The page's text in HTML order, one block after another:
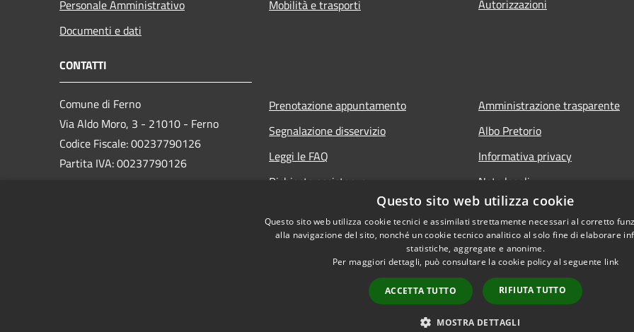
Personale Amministrativo
Documenti e dati
Mobilità e trasporti
Autorizzazioni
CONTATTI
Comune di Ferno
Via Aldo Moro, 3 - 21010 - Ferno
Codice Fiscale: 00237790126
Partita IVA: 00237790126
Prenotazione appuntamento
Segnalazione disservizio
Leggi le FAQ
Richiesta assistenza
Amministrazione trasparente
Albo Pretorio
Informativa privacy
Note legali
Dichiarazione di accessibilità
Copyright © 2026 •
Questo sito web utilizza cookie
Questo sito web utilizza cookie tecnici e assimilati strettamente necessari al corretto
alla navigazione del sito, nonché un cookie tecnico analitico al solo fine di elaborare
statistiche, aggregate e anonime.
Per maggiori dettagli, può consultare la cookie policy al seguente link
ACCETTA TUTTO RIFIUTA TUTTO
MOSTRA DETTAGLI